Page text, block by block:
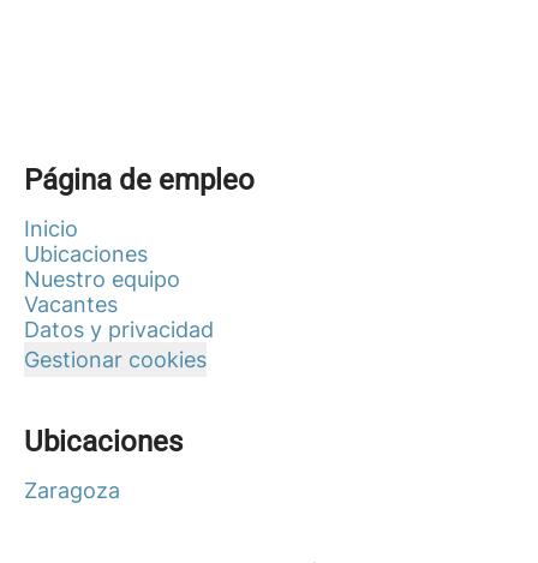
Página de empleo
Inicio
Ubicaciones
Nuestro equipo
Vacantes
Datos y privacidad
Gestionar cookies
Ubicaciones
Zaragoza